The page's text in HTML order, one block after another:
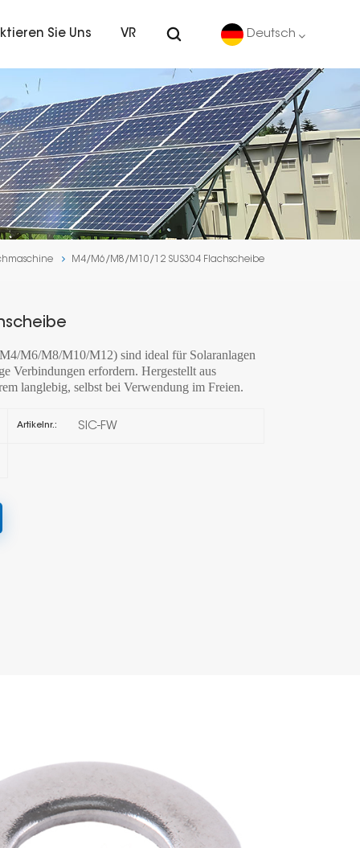
Sie Uns VR Deutsch
English
Deutsch
español
português
M4/M6/M8/M10/12 SUS304 Flachscheibe
M6/M8/M10/M12) sind ideal für Solaranlagen
Verbindungen erfordern. Hergestellt aus
langlebig, selbst bei Verwendung im Freien.
Artikelnr.: SIC-FW